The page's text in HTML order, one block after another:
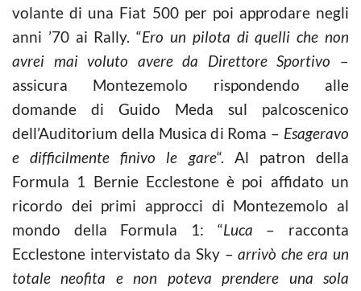
volante di una Fiat 500 per poi approdare negli
anni ’70 ai Rally. “Ero un pilota di quelli che non
avrei mai voluto avere da Direttore Sportivo –
assicura Montezemolo rispondendo alle
domande di Guido Meda sul palcoscenico
dell’Auditorium della Musica di Roma – Esageravo
e difficilmente finivo le gare“. Al patron della
Formula 1 Bernie Ecclestone è poi affidato un
ricordo dei primi approcci di Montezemolo al
mondo della Formula 1: “Luca – racconta
Ecclestone intervistato da Sky –arrivò che era un
totale neofita e non poteva prendere una sola